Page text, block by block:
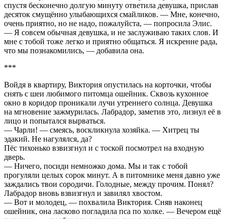
спустя бесконечно долгую минуту ответила девушка, прислав
десяток смущённо улыбающихся смайликов. — Мне, конечно,
очень приятно, но не надо, пожалуйста, — попросила Элис.
— Я совсем обычная девушка, и не заслуживаю таких слов. И
мне с тобой тоже легко и приятно общаться. Я искренне рада,
что мы познакомились, — добавила она.
***
Войдя в квартиру, Виктория опустилась на корточки, чтобы
снять с шеи любимого питомца ошейник. Сквозь кухонное
окно в коридор проникали лучи утреннего солнца. Девушка
на мгновение зажмурилась. Лабрадор, заметив это, лизнул её в
лицо и попытался вырваться.
— Чарли! — смеясь, воскликнула хозяйка. — Хитрец ты
эдакий. Не нагулялся, да?
Пёс тихонько взвизгнул и с тоской посмотрел на входную
дверь.
— Ничего, посиди немножко дома. Мы и так с тобой
прогуляли целых сорок минут. А в питомнике меня давно уже
заждались твои сородичи. Голодные, между прочим. Понял?
Лабрадор вновь взвизгнул и завилял хвостом.
— Вот и молодец, — похвалила Виктория. Сняв наконец
ошейник, она ласково погладила пса по холке. — Вечером ещё